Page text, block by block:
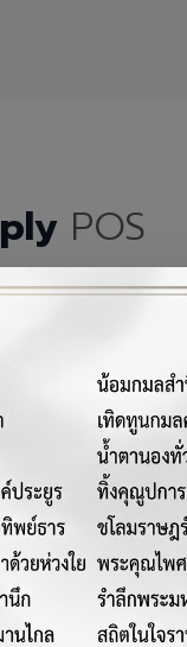
POS
ภาพสูงสำหรับระบบ